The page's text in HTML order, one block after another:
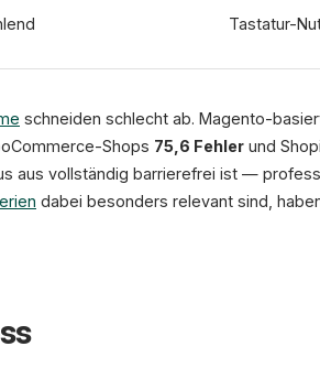
Tastatur-
schneiden schlecht ab. Magento-
Shops 75,6 Fehler und
aus vollständig barrierefrei ist —
dabei besonders relevant sind,